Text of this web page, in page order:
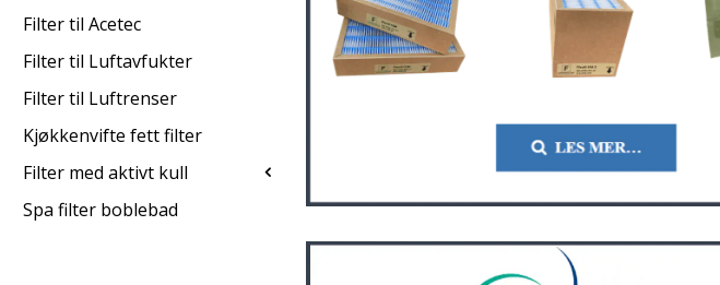
Filter til Acetec
Filter til Luftavfukter
Filter til Luftrenser
Kjøkkenvifte fett filter
Filter med aktivt kull
Spa filter boblebad